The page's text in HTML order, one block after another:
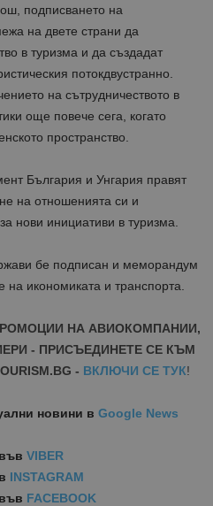
, подписването на
на двете страни да
о в туризма и да създадат
потокдвустранно
на сътрудничеството в
още повече сега, когато
пространство.
България и Унгария правят
на отношенията си и
нови инициативи в туризма.
бе подписан и меморандум
на икономиката и транспорта.
НА АВИОКОМПАНИИ,
- ПРИСЪЕДИНЕТЕ СЕ КЪМ
- ВКЛЮЧИ СЕ ТУК!
новини в Google News
VIBER
INSTAGRAM
FACEBOOK